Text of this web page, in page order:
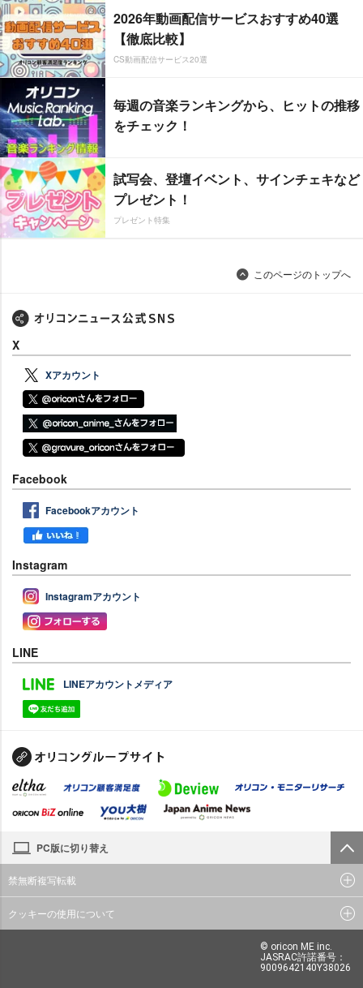
2026年動画配信サービスおすすめ40選
【徹底比較】
CS動画配信サービス20選
毎週の音楽ランキングから、ヒットの推移
をチェック！
試写会、登壇イベント、サインチェキなど
プレゼント！
プレゼント特集
このページのトップへ
X
Xアカウント
Facebook
Facebookアカウント
Instagram
Instagramアカウント
LINE
LINEアカウントメディア
PC版に切り替え
禁無断複写転載
クッキーの使用について
© oricon ME inc.
JASRAC許諾番号：
9009642140Y38026